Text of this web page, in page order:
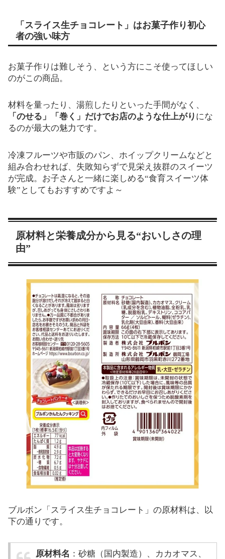
「スライス生チョコレート」はお菓子作り初心
者の強い味方
お菓子作りは難しそう、という方にこそ使ってほしい
のがこの商品。
材料を量ったり、湯煎したりといった手間がなく、
「のせる」「巻く」だけでお店のような仕上がり にな
るのが最大の魅力です。
冷凍フルーツや市販のパン、ホイップクリームなどと
組み合わせれば、失敗知らずで見栄え抜群のスイーツ
が完成。お子さんと一緒に楽しめる“食育スイーツ体
験”としてもおすすめですよ～
原材料と栄養成分から見る“おいしさの理
由”
ブルボン「スライス生チョコレート」の原材料は、以
下の通りです。
原材料名 ：砂糖（国内製造）、カカオマス、